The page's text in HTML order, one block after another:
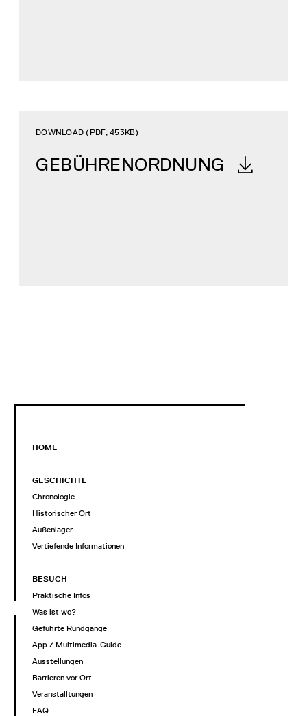
GEBÜHRENORDNUNG
DOWNLOAD (PDF, 453KB)
HOME
GESCHICHTE
Chronologie
Historischer Ort
Außenlager
Vertiefende Informationen
BESUCH
Praktische Infos
Was ist wo?
Geführte Rundgänge
App / Multimedia-Guide
Ausstellungen
Barrieren vor Ort
Veranstalltungen
FAQ